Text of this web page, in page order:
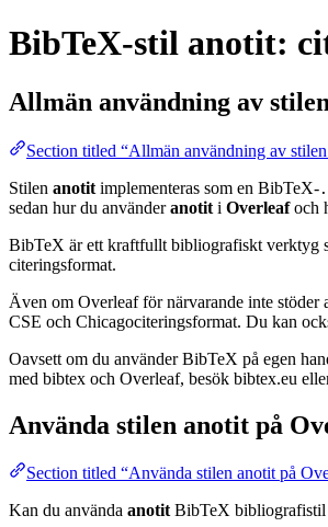
BibTeX-stil anotit:
Allmän användning av stilen
Section titled “Allmän användning av
Stilen anotit implementeras som en BibTeX-
sedan hur du använderanotit i Overleafoch
BibTeX är ett kraftfullt bibliografiskt verktyg
citeringsformat.
Även om Overleaf för närvarande inte
CSE och Chicagociteringsformat. Du kan
Oavsett om du använder BibTeX på egen
med bibtex och Overleaf, besök bibtex.eu
Använda stilen anotit på
Section titled “Använda stilen anotit på
Kan du använda anotitBibTeX bibliografistil